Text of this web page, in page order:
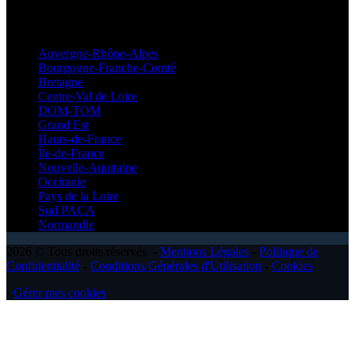
Auvergne-Rhône-Alpes
Bourgogne-Franche-Comté
Bretagne
Centre-Val de Loire
DOM-TOM
Grand Est
Hauts-de-France
Île-de-France
Nouvelle-Aquitaine
Occitanie
Pays de la Loire
Sud PACA
Normandie
Mentions Légales
Politique de
Confidentialité
Conditions Générales d'Utilisation
Cookies
Gérer mes cookies